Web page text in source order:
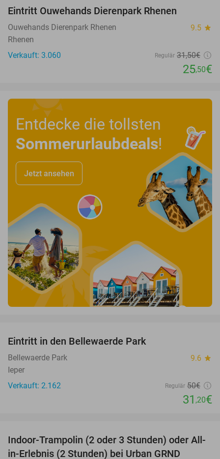
Eintritt Ouwehands Dierenpark Rhenen
Ouwehands Dierenpark Rhenen 9.5 star
Rhenen
Verkauft: 3.060
Regulär 31,50€
25,50€
Entdecke die tollsten
Sommerurlaubdeals!
Jetzt ansehen
Eintritt in den Bellewaerde Park
Bellewaerde Park 9.6 star
Ieper
Verkauft: 2.162
Regulär 50€
31 ,20€
25%
Indoor-Trampolin (2 oder 3 Stunden) oder All-
in-Erlebnis (2 Stunden) bei Urban GRND